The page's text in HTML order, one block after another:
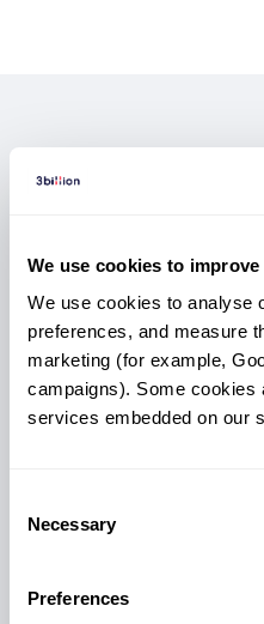
We use cookies to
We use cookies to analyse
preferences, and measure
marketing (for example,
campaigns). Some cookies
services embedded on our
Selection
Necessary
Preferences
3B-EXOME은 표준 엑솜
변이까지 한 번에 확인할 수
희귀질환 진단에 최적화
3B-GENOME은 구조 변
포함한 전장 유전
모든 영역을 한 번에 분
GEBRA™는 수백만 개의
변이를 즉시 우선순위화
진단의 속도와
나의 진료 환
주요 서비스
한눈에
가장 적합한 옵